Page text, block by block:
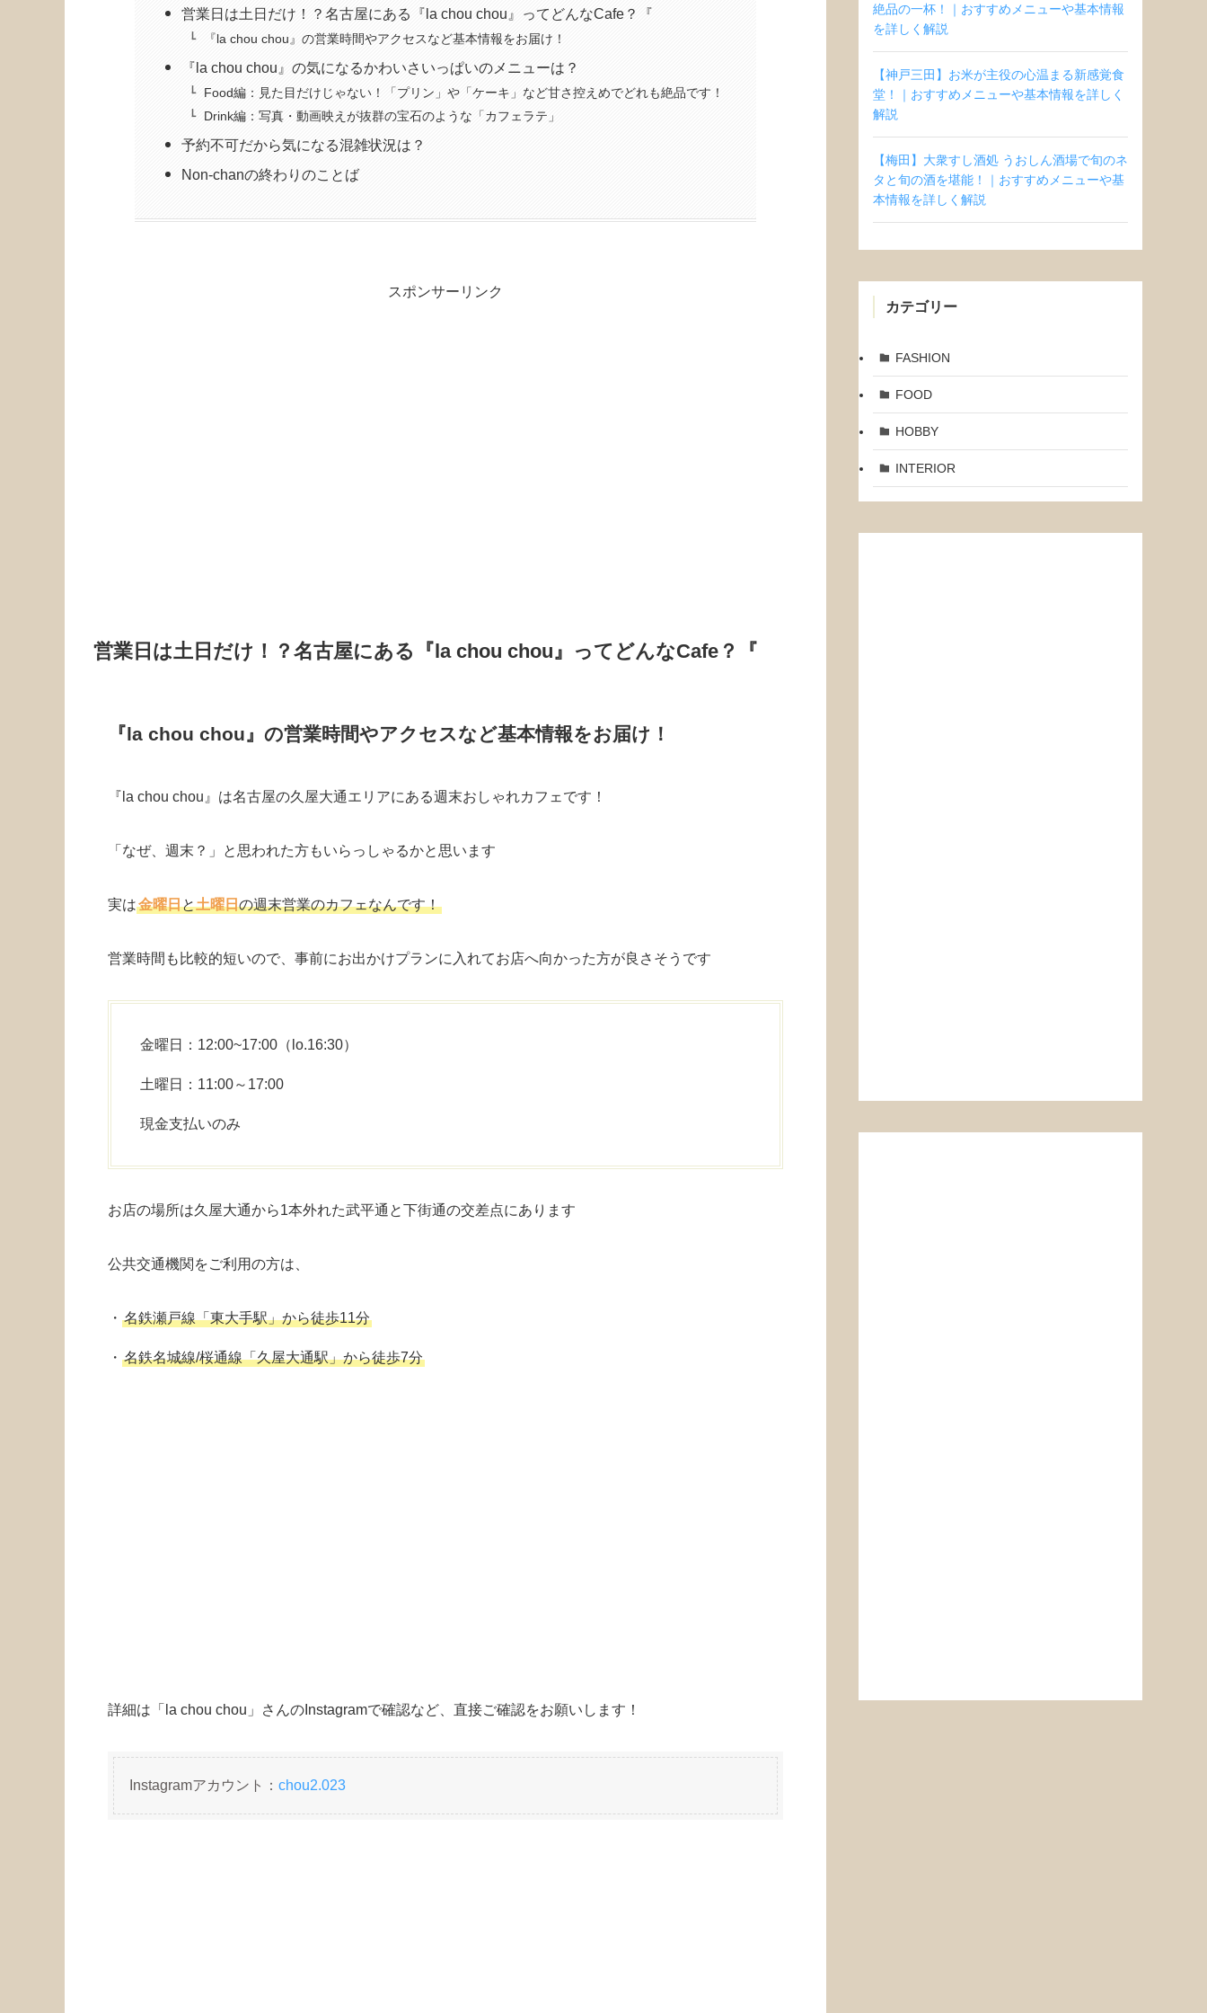
営業日は土日だけ！？名古屋にある『la chou chou』ってどんなCafe？『
『la chou chou』の営業時間やアクセスなど基本情報をお届け！
『la chou chou』の気になるかわいさいっぱいのメニューは？
Food編：見た目だけじゃない！「プリン」や「ケーキ」など甘さ控えめでどれも絶品です！
Drink編：写真・動画映えが抜群の宝石のような「カフェラテ」
予約不可だから気になる混雑状況は？
Non-chanの終わりのことば
スポンサーリンク
営業日は土日だけ！？名古屋にある『la chou chou』ってどんなCafe？『
『la chou chou』の営業時間やアクセスなど基本情報をお届け！
『la chou chou』は名古屋の久屋大通エリアにある週末おしゃれカフェです！
「なぜ、週末？」と思われた方もいらっしゃるかと思います
実は金曜日と土曜日の週末営業のカフェなんです！
営業時間も比較的短いので、事前にお出かけプランに入れてお店へ向かった方が良さそうです
金曜日：12:00~17:00（lo.16:30）
土曜日：11:00～17:00
現金支払いのみ
お店の場所は久屋大通から1本外れた武平通と下街通の交差点にあります
公共交通機関をご利用の方は、
・ 名鉄瀬戸線「東大手駅」から徒歩11分
・ 名鉄名城線/桜通線「久屋大通駅」から徒歩7分
詳細は「la chou chou」さんのInstagramで確認など、直接ご確認をお願いします！
Instagramアカウント： chou2.023
絶品の一杯！｜おすすめメニューや基本情報
を詳しく解説
【神戸三田】お米が主役の心温まる新感覚食
堂！｜おすすめメニューや基本情報を詳しく
解説
【梅田】大衆すし酒処 うおしん酒場で旬のネ
タと旬の酒を堪能！｜おすすめメニューや基
本情報を詳しく解説
カテゴリー
FASHION
FOOD
HOBBY
INTERIOR